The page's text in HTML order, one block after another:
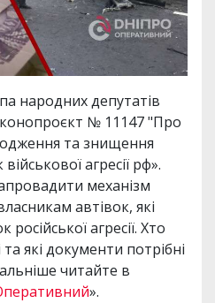
народних депутатів
№ 11147 "Про
та знищення
агресії рф».
механізм
автівок, які
агресії. Хто
які документи потрібні
читайте в
».